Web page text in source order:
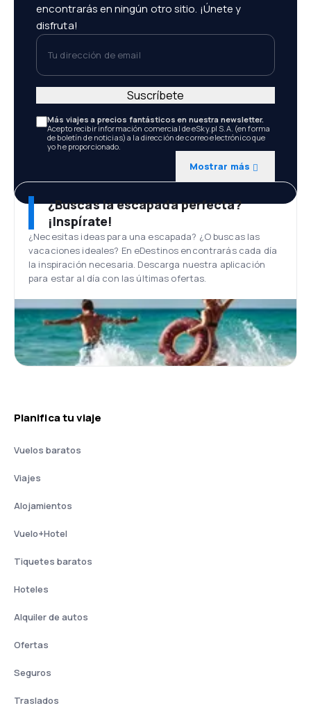
encontrarás en ningún otro sitio. ¡Únete y
disfruta!
Tu dirección de email
Más viajes a precios fantásticos en nuestra newsletter.
Acepto recibir información comercial de eSky.pl S.A. (en forma
de boletín de noticias) a la dirección de correo electrónico que
yo he proporcionado.
Mostrar más
Suscríbete
¿Buscas la escapada perfecta?
¡Inspírate!
¿Necesitas ideas para una escapada? ¿O buscas las
vacaciones ideales? En eDestinos encontrarás cada día
la inspiración necesaria. Descarga nuestra aplicación
para estar al día con las últimas ofertas.
Planifica tu viaje
Vuelos baratos
Viajes
Alojamientos
Vuelo+Hotel
Tiquetes baratos
Hoteles
Alquiler de autos
Ofertas
Seguros
Traslados